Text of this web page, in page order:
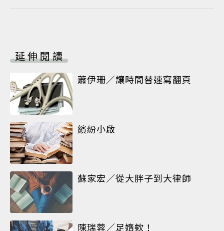
延伸閱讀
蕭伊珊／讓時間替速寫翻頁
繽紛小啟
蘇家宏／從大胖子到大律師
陳瑞蓉／足媠欸！